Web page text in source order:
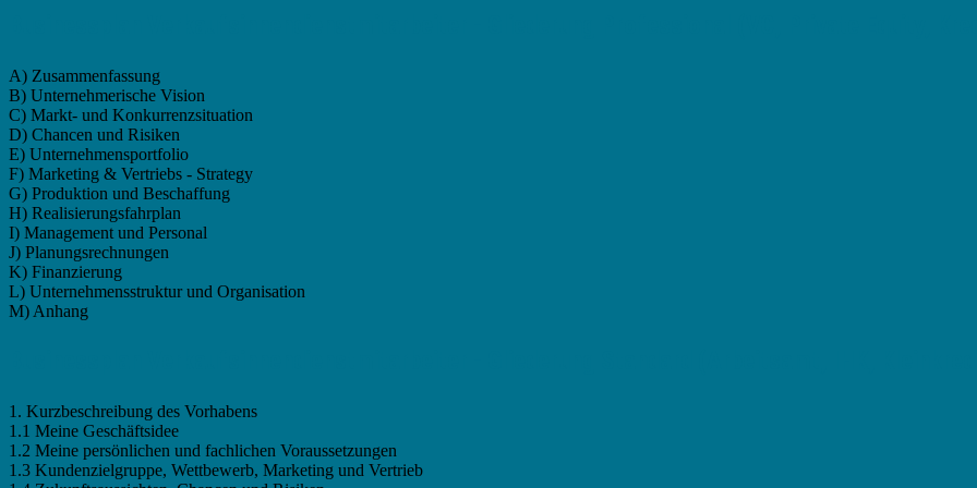
A) Zusammenfassung
B) Unternehmerische Vision
C) Markt- und Konkurrenzsituation
D) Chancen und Risiken
E) Unternehmensportfolio
F) Marketing & Vertriebs - Strategy
G) Produktion und Beschaffung
H) Realisierungsfahrplan
I) Management und Personal
J) Planungsrechnungen
K) Finanzierung
L) Unternehmensstruktur und Organisation
M) Anhang
1. Kurzbeschreibung des Vorhabens
1.1 Meine Geschäftsidee
1.2 Meine persönlichen und fachlichen Voraussetzungen
1.3 Kundenzielgruppe, Wettbewerb, Marketing und Vertrieb